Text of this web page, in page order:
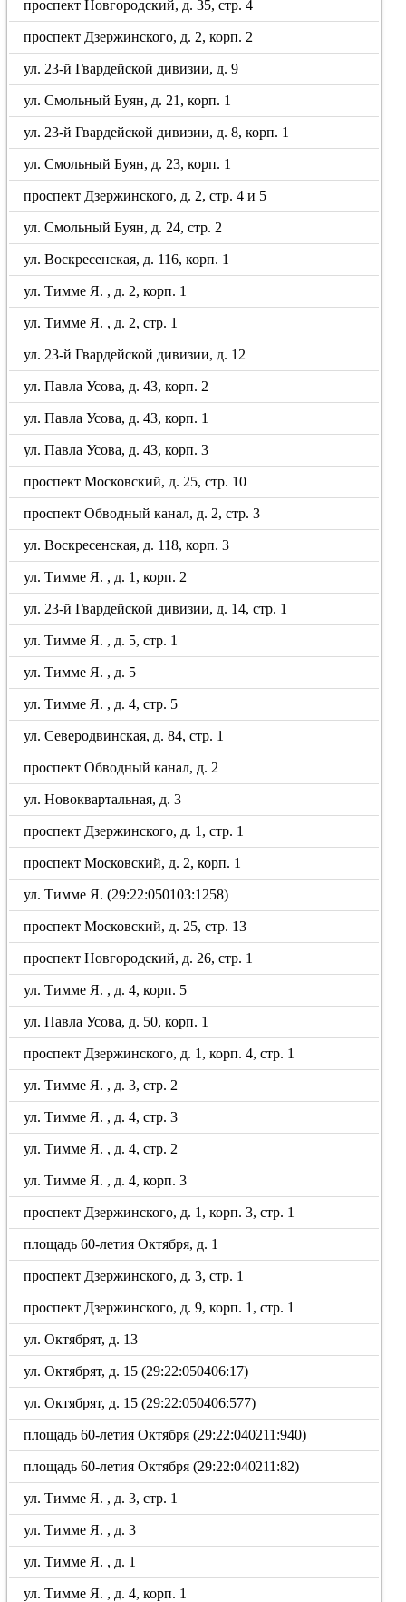
проспект Новгородский, д. 35, стр. 4
проспект Дзержинского, д. 2, корп. 2
ул. 23-й Гвардейской дивизии, д. 9
ул. Смольный Буян, д. 21, корп. 1
ул. 23-й Гвардейской дивизии, д. 8, корп. 1
ул. Смольный Буян, д. 23, корп. 1
проспект Дзержинского, д. 2, стр. 4 и 5
ул. Смольный Буян, д. 24, стр. 2
ул. Воскресенская, д. 116, корп. 1
ул. Тимме Я. , д. 2, корп. 1
ул. Тимме Я. , д. 2, стр. 1
ул. 23-й Гвардейской дивизии, д. 12
ул. Павла Усова, д. 43, корп. 2
ул. Павла Усова, д. 43, корп. 1
ул. Павла Усова, д. 43, корп. 3
проспект Московский, д. 25, стр. 10
проспект Обводный канал, д. 2, стр. 3
ул. Воскресенская, д. 118, корп. 3
ул. Тимме Я. , д. 1, корп. 2
ул. 23-й Гвардейской дивизии, д. 14, стр. 1
ул. Тимме Я. , д. 5, стр. 1
ул. Тимме Я. , д. 5
ул. Тимме Я. , д. 4, стр. 5
ул. Северодвинская, д. 84, стр. 1
проспект Обводный канал, д. 2
ул. Новоквартальная, д. 3
проспект Дзержинского, д. 1, стр. 1
проспект Московский, д. 2, корп. 1
ул. Тимме Я. (29:22:050103:1258)
проспект Московский, д. 25, стр. 13
проспект Новгородский, д. 26, стр. 1
ул. Тимме Я. , д. 4, корп. 5
ул. Павла Усова, д. 50, корп. 1
проспект Дзержинского, д. 1, корп. 4, стр. 1
ул. Тимме Я. , д. 3, стр. 2
ул. Тимме Я. , д. 4, стр. 3
ул. Тимме Я. , д. 4, стр. 2
ул. Тимме Я. , д. 4, корп. 3
проспект Дзержинского, д. 1, корп. 3, стр. 1
площадь 60-летия Октября, д. 1
проспект Дзержинского, д. 3, стр. 1
проспект Дзержинского, д. 9, корп. 1, стр. 1
ул. Октябрят, д. 13
ул. Октябрят, д. 15 (29:22:050406:17)
ул. Октябрят, д. 15 (29:22:050406:577)
площадь 60-летия Октября (29:22:040211:940)
площадь 60-летия Октября (29:22:040211:82)
ул. Тимме Я. , д. 3, стр. 1
ул. Тимме Я. , д. 3
ул. Тимме Я. , д. 1
ул. Тимме Я. , д. 4, корп. 1